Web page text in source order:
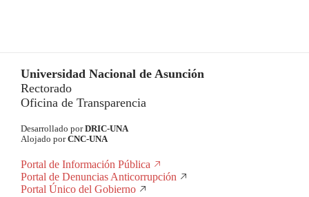
Universidad Nacional de Asunción
Rectorado
Oficina de Transparencia
Desarrollado porDRIC-UNA
Alojado porCNC-UNA
Portal de Información Pública
Portal de Denuncias Anticorrupción
Portal Único del Gobierno